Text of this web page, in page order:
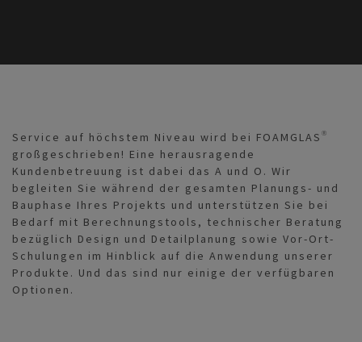
Service auf höchstem Niveau wird bei FOAMGLAS®
großgeschrieben! Eine herausragende
Kundenbetreuung ist dabei das A und O. Wir
begleiten Sie während der gesamten Planungs- und
Bauphase Ihres Projekts und unterstützen Sie bei
Bedarf mit Berechnungstools, technischer Beratung
bezüglich Design und Detailplanung sowie Vor-Ort-
Schulungen im Hinblick auf die Anwendung unserer
Produkte. Und das sind nur einige der verfügbaren
Optionen.